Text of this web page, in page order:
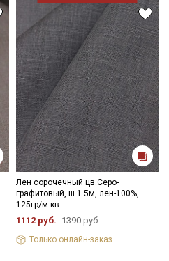
Лен сорочечный цв.Серо-
графитовый, ш.1.5м, лен-100%,
125гр/м.кв
1112 руб. 1390 руб.
Только онлайн-заказ